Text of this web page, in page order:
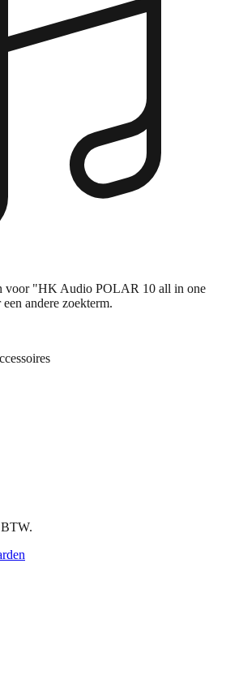
voor "HK Audio POLAR 10 all in one
andere zoekterm.